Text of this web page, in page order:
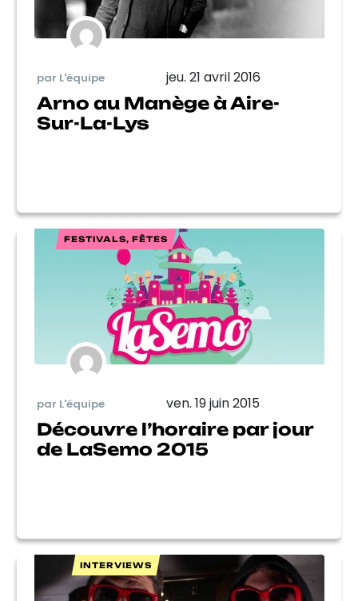
par L'équipe jeu. 21 avril 2016
Arno au Manège à Aire-
Sur-La-Lys
FESTIVALS, FÊTES
par L'équipe ven. 19 juin 2015
Découvre l’horaire par jour
de LaSemo 2015
INTERVIEWS